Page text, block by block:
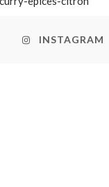
INSTAGRAM